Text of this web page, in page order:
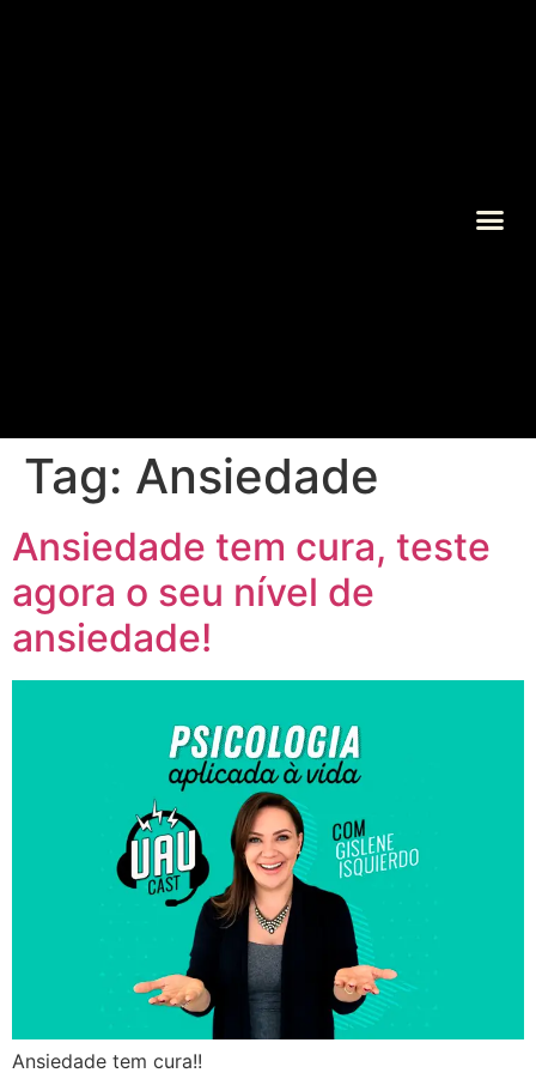
Tag: Ansiedade
Ansiedade tem cura, teste
agora o seu nível de
ansiedade!
Ansiedade tem cura!!